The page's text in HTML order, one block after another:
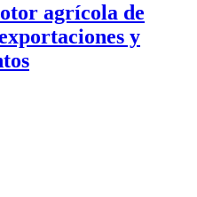
agrícola de
y